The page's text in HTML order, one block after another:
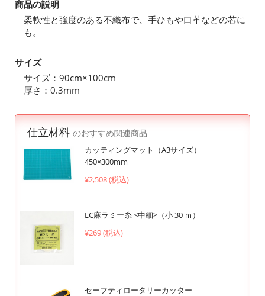
商品の説明
柔軟性と強度のある不織布で、手ひもや口革などの芯に
も。
サイズ
サイズ：90cm×100cm
厚さ：0.3mm
仕立材料 のおすすめ関連商品
カッティングマット（A3サイズ）
450×300mm
¥2,508 (税込)
LC麻ラミー糸 <中細>（小 30 ｍ）
¥269 (税込)
セーフティロータリーカッター